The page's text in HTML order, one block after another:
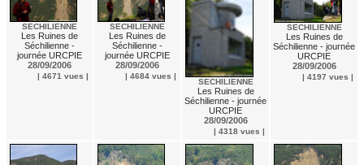
SECHILIENNE
Les Ruines de
Séchilienne -
journée URCPIE
28/09/2006
| 4671 vues |
SECHILIENNE
Les Ruines de
Séchilienne -
journée URCPIE
28/09/2006
| 4684 vues |
SECHILIENNE
Les Ruines de
Séchilienne - journée
URCPIE
28/09/2006
| 4318 vues |
SECHILIENNE
Les Ruines de
Séchilienne - journée
URCPIE
28/09/2006
| 4197 vues |